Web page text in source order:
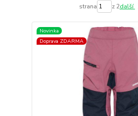
strana z 2další
Novinka
Doprava ZDARMA